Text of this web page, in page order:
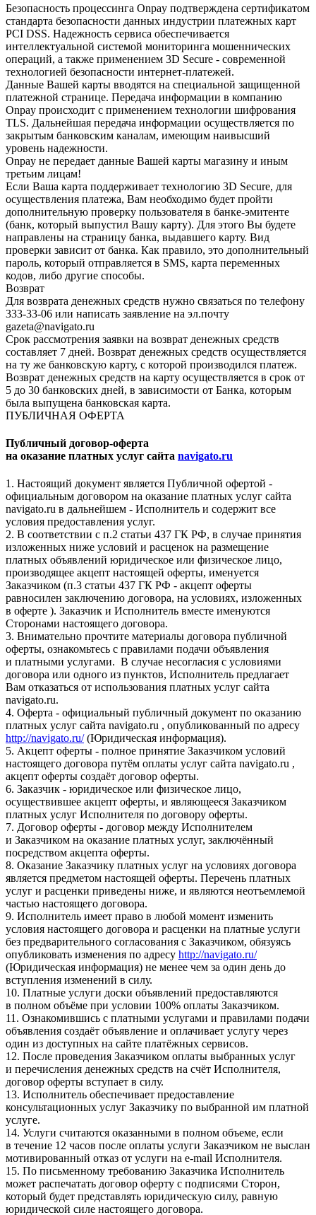
Безопасность процессинга Onpay подтверждена сертификатом
стандарта безопасности данных индустрии платежных карт
PCI DSS. Надежность сервиса обеспечивается
интеллектуальной системой мониторинга мошеннических
операций, а также применением 3D Secure - современной
технологией безопасности интернет-платежей.
Данные Вашей карты вводятся на специальной защищенной
платежной странице. Передача информации в компанию
Onpay происходит с применением технологии шифрования
TLS. Дальнейшая передача информации осуществляется по
закрытым банковским каналам, имеющим наивысший
уровень надежности.
Onpay не передает данные Вашей карты магазину и иным
третьим лицам!
Если Ваша карта поддерживает технологию 3D Secure, для
осуществления платежа, Вам необходимо будет пройти
дополнительную проверку пользователя в банке-эмитенте
(банк, который выпустил Вашу карту). Для этого Вы будете
направлены на страницу банка, выдавшего карту. Вид
проверки зависит от банка. Как правило, это дополнительный
пароль, который отправляется в SMS, карта переменных
кодов, либо другие способы.
Возврат
Для возврата денежных средств нужно связаться по телефону
333-33-06 или написать заявление на эл.почту
gazeta@navigato.ru
Срок рассмотрения заявки на возврат денежных средств
составляет 7 дней. Возврат денежных средств осуществляется
на ту же банковскую карту, с которой производился платеж.
Возврат денежных средств на карту осуществляется в срок от
5 до 30 банковских дней, в зависимости от Банка, которым
была выпущена банковская карта.
ПУБЛИЧНАЯ ОФЕРТА
Публичный договор-оферта
на оказание платных услуг сайта navigato.ru
1. Настоящий документ является Публичной офертой -
официальным договором на оказание платных услуг сайта
navigato.ru в дальнейшем - Исполнитель и содержит все
условия предоставления услуг.
2. В соответствии с п.2 статьи 437 ГК РФ, в случае принятия
изложенных ниже условий и расценок на размещение
платных объявлений юридическое или физическое лицо,
производящее акцепт настоящей оферты, именуется
Заказчиком (п.3 статьи 437 ГК РФ - акцепт оферты
равносилен заключению договора, на условиях, изложенных
в оферте ). Заказчик и Исполнитель вместе именуются
Сторонами настоящего договора.
3. Внимательно прочтите материалы договора публичной
оферты, ознакомьтесь с правилами подачи объявления
и платными услугами. В случае несогласия с условиями
договора или одного из пунктов, Исполнитель предлагает
Вам отказаться от использования платных услуг сайта
navigato.ru.
4. Оферта - официальный публичный документ по оказанию
платных услуг сайта navigato.ru , опубликованный по адресу
http://navigato.ru/(Юридическая информация).
5. Акцепт оферты - полное принятие Заказчиком условий
настоящего договора путём оплаты услуг сайта navigato.ru ,
акцепт оферты создаёт договор оферты.
6. Заказчик - юридическое или физическое лицо,
осуществившее акцепт оферты, и являющееся Заказчиком
платных услуг Исполнителя по договору оферты.
7. Договор оферты - договор между Исполнителем
и Заказчиком на оказание платных услуг, заключённый
посредством акцепта оферты.
8. Оказание Заказчику платных услуг на условиях договора
является предметом настоящей оферты. Перечень платных
услуг и расценки приведены ниже, и являются неотъемлемой
частью настоящего договора.
9. Исполнитель имеет право в любой момент изменить
условия настоящего договора и расценки на платные услуги
без предварительного согласования с Заказчиком, обязуясь
опубликовать изменения по адресу http://navigato.ru/
(Юридическая информация) не менее чем за один день до
вступления изменений в силу.
10. Платные услуги доски объявлений предоставляются
в полном объёме при условии 100% оплаты Заказчиком.
11. Ознакомившись с платными услугами и правилами подачи
объявления создаёт объявление и оплачивает услугу через
один из доступных на сайте платёжных сервисов.
12. После проведения Заказчиком оплаты выбранных услуг
и перечисления денежных средств на счёт Исполнителя,
договор оферты вступает в силу.
13. Исполнитель обеспечивает предоставление
консультационных услуг Заказчику по выбранной им платной
услуге.
14. Услуги считаются оказанными в полном объеме, если
в течение 12 часов после оплаты услуги Заказчиком не выслан
мотивированный отказ от услуги на e-mail Исполнителя.
15. По письменному требованию Заказчика Исполнитель
может распечатать договор оферту с подписями Сторон,
который будет представлять юридическую силу, равную
юридической силе настоящего договора.